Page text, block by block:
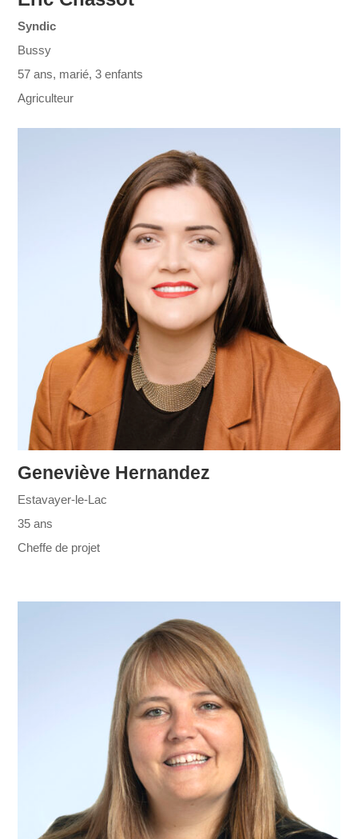
Syndic
Bussy
57 ans, marié, 3 enfants
Agriculteur
Geneviève Hernandez
Estavayer-le-Lac
35 ans
Cheffe de projet